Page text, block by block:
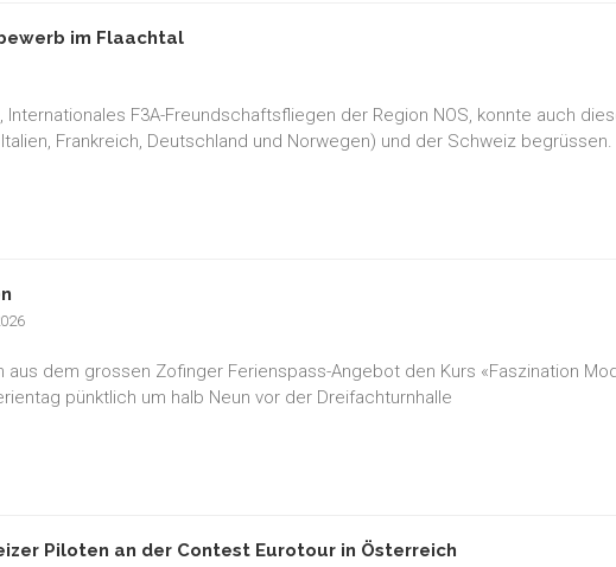
im Flaachtal
Internationales F3A-Freundschaftsfliegen der Region NOS, konnte auch
Frankreich, Deutschland und Norwegen) und der Schweiz begrüssen.
aus dem grossen Zofinger Ferienspass-Angebot den Kurs «Faszination
pünktlich um halb Neun vor der Dreifachturnhalle
Piloten an der Contest Eurotour in Österreich